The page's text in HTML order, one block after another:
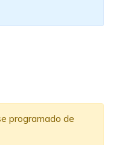
programado de